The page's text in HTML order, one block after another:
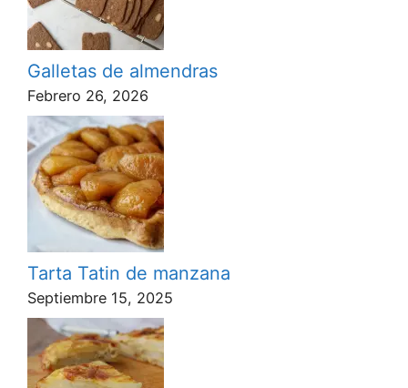
Galletas de almendras
Febrero 26, 2026
Tarta Tatin de manzana
Septiembre 15, 2025